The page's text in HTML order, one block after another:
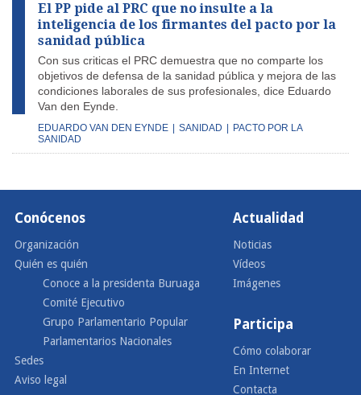
El PP pide al PRC que no insulte a la
inteligencia de los firmantes del pacto por la
sanidad pública
Con sus criticas el PRC demuestra que no comparte los
objetivos de defensa de la sanidad pública y mejora de las
condiciones laborales de sus profesionales, dice Eduardo
Van den Eynde.
EDUARDO VAN DEN EYNDE SANIDAD
PACTO POR LA
SANIDAD
Conócenos
Organización
Quién es quién
Conoce a la presidenta Buruaga
Comité Ejecutivo
Grupo Parlamentario Popular
Parlamentarios Nacionales
Sedes
Aviso legal
Actualidad
Noticias
Vídeos
Imágenes
Participa
Cómo colaborar
En Internet
Contacta